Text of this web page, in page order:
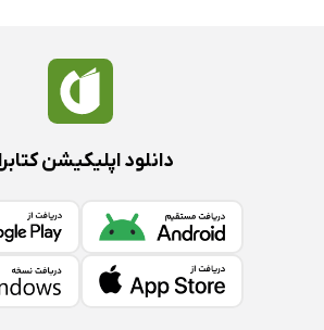
دانلود اپلیکیشن